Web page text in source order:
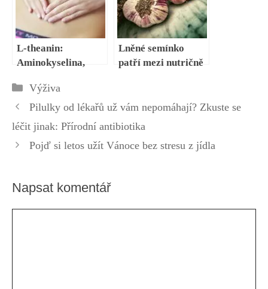
L-theanin:
Aminokyselina,
znát kvůli jejím
benefitům
Lněné semínko
patří mezi nutričně
Průvodce semínky
Rubriky
Výživa
Pilulky od lékařů už vám nepomáhají? Zkuste se
léčit jinak: Přírodní antibiotika
Pojď si letos užít Vánoce bez stresu z jídla
Napsat komentář